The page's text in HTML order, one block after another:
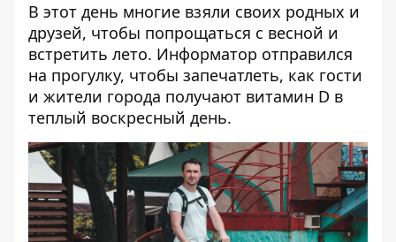
В этот день многие взяли своих родных и
друзей, чтобы попрощаться с весной и
встретить лето. Информатор отправился
на прогулку, чтобы запечатлеть, как гости
и жители города получают витамин D в
теплый воскресный день.